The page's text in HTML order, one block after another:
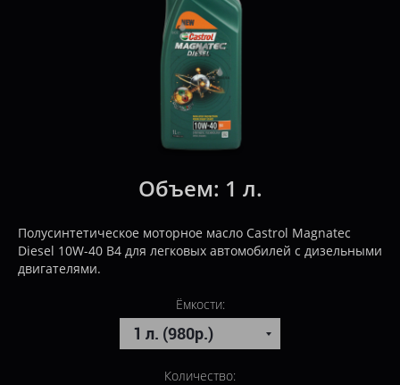
Объем: 1 л.
Полусинтетическое моторное масло Castrol Magnatec
Diesel 10W-40 B4 для легковых автомобилей с дизельными
двигателями.
Ёмкости:
Количество: